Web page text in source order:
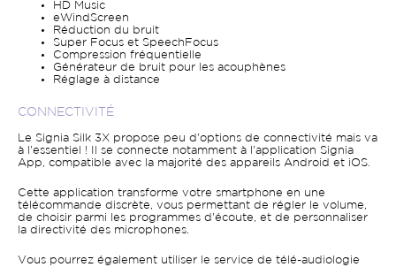
HD Music
eWindScreen
Réduction du bruit
Super Focus et SpeechFocus
Compression fréquentielle
Générateur de bruit pour les acouphènes
Réglage à distance
CONNECTIVITÉ
Le Signia Silk 3X propose peu d'options de connectivité mais va
à l'essentiel ! Il se connecte notamment à l'application Signia
App, compatible avec la majorité des appareils Android et iOS.
Cette application transforme votre smartphone en une
télécommande discrète, vous permettant de régler le volume,
de choisir parmi les programmes d'écoute, et de personnaliser
la directivité des microphones.
Vous pourrez également utiliser le service de télé-audiologie